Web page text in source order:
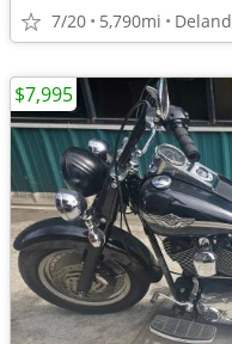
7/20 5,790mi Deland
$7,995